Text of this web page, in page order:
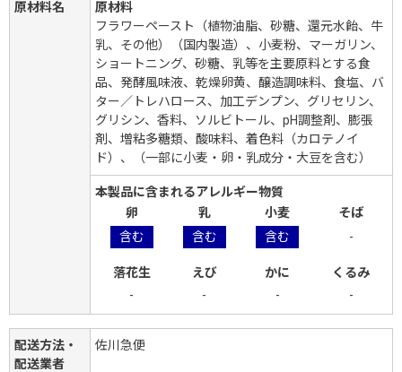
原材料名
原材料
フラワーペースト（植物油脂、砂糖、還元水飴、牛
乳、その他）（国内製造）、小麦粉、マーガリン、
ショートニング、砂糖、乳等を主要原料とする食
品、発酵風味液、乾燥卵黄、醸造調味料、食塩、バ
ター／トレハロース、加工デンプン、グリセリン、
グリシン、香料、ソルビトール、pH調整剤、膨張
剤、増粘多糖類、酸味料、着色料（カロテノイ
ド）、（一部に小麦・卵・乳成分・大豆を含む）
本製品に含まれるアレルギー物質
卵
乳 小麦
そば
含む
含む 含む -
落花生 えび かに
くるみ
-
- - -
配送方法・
配送業者
佐川急便